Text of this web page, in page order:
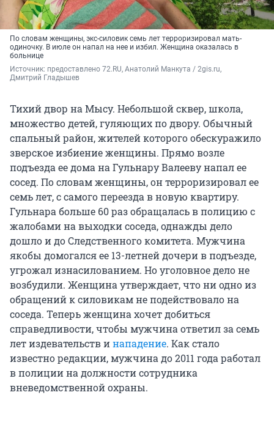
По словам женщины, экс-силовик семь лет терроризировал мать-
одиночку. В июле он напал на нее и избил. Женщина оказалась в
больнице
Источник: предоставлено 72.RU, Анатолий Манкута / 2gis.ru,
Дмитрий Гладышев
Тихий двор на Мысу. Небольшой сквер, школа,
множество детей, гуляющих по двору. Обычный
спальный район, жителей которого обескуражило
зверское избиение женщины. Прямо возле
подъезда ее дома на Гульнару Валееву напал ее
сосед. По словам женщины, он терроризировал ее
семь лет, с самого переезда в новую квартиру.
Гульнара больше 60 раз обращалась в полицию с
жалобами на выходки соседа, однажды дело
дошло и до Следственного комитета. Мужчина
якобы домогался ее 13-летней дочери в подъезде,
угрожал изнасилованием. Но уголовное дело не
возбудили. Женщина утверждает, что ни одно из
обращений к силовикам не подействовало на
соседа. Теперь женщина хочет добиться
справедливости, чтобы мужчина ответил за семь
лет издевательств инападение. Как стало
известно редакции, мужчина до 2011 года работал
в полиции на должности сотрудника
вневедомственной охраны.